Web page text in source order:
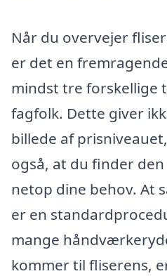
Når du overvejer
er det en
mindst tre forskellige
fagfolk. Dette giver
billede af
også, at du finder
netop dine behov. At
er en
mange
kommer til fliserens,